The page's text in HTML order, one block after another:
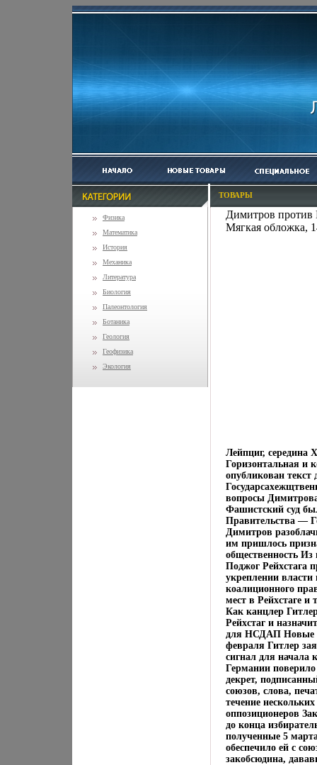
Физика
Математика
История
Механика
Литература
Биология
Палеонтология
Ботаника
Геология
Геофизика
Экология
ТОВАРЫ
Димитров против
Мягкая обложка,
Лейпциг, середина
Горизонтальная и
опубликован текст
вопросы
Фашистский суд
Правительства —
Димитров
им пришлось
общественность Из
Поджог Рейхстага
укреплении власти
коалиционного
мест в Рейхстаге
Как канцлер
Рейхстаг и
для НСДАП Новые
февраля Гитлер
сигнал для начала
Германии
декрет,
союзов, слова,
течение
оппозиционеров
до конца
полученные 5
обеспечило ей с
закобсюдина,